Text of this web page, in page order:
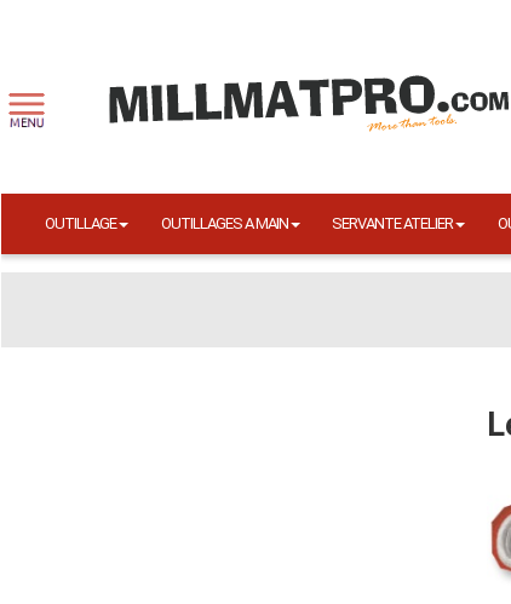
OUTILLAGE OUTILLAGES A MAIN SERVANTE ATELIER